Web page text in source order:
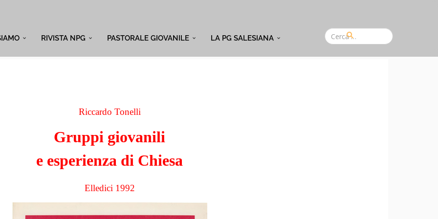
RIVISTA NPG PASTORALE GIOVANILE LA PG SALESIANA
Riccardo Tonelli
Gruppi giovanili
e esperienza di Chiesa
Elledici 1992